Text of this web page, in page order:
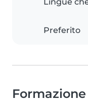
Lingue
Preferito